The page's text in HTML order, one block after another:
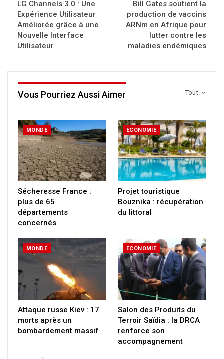
LG Channels 3.0 : Une
Expérience Utilisateur
Améliorée grâce à une
Nouvelle Interface
Utilisateur
Bill Gates soutient la
production de vaccins
ARNm en Afrique pour
lutter contre les
maladies endémiques
Tout
Vous Pourriez Aussi Aimer
MONDE
Sécheresse France :
plus de 65
départements
concernés
ECONOMIE
Projet touristique
Bouznika : récupération
du littoral
MONDE
Attaque russe Kiev : 17
morts après un
bombardement massif
ECONOMIE
Salon des Produits du
Terroir Saïdia : la DRCA
renforce son
accompagnement